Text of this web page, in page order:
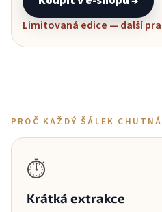
Limitovaná edice — další
PROČ KAŽDÝ ŠÁLEK
⏱
Krátká extrakce